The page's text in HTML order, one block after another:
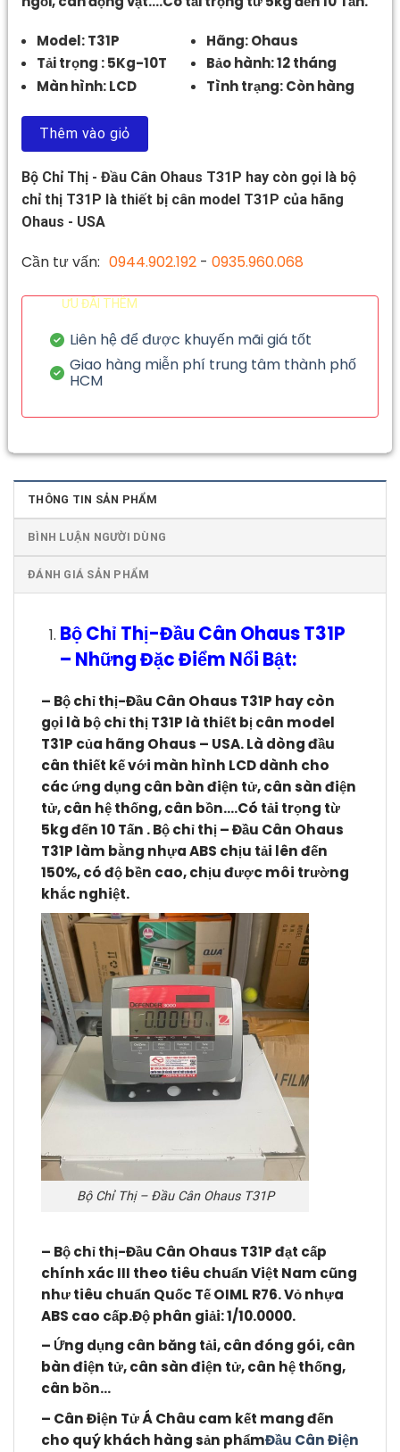
Model: T31P
Tải trọng : 5Kg-10T
Màn hình: LCD
Hãng: Ohaus
Bảo hành: 12 tháng
Tình trạng: Còn hàng
Thêm vào giỏ
Bộ Chỉ Thị - Đầu Cân Ohaus T31P hay còn gọi là bộ
chỉ thị T31P là thiết bị cân model T31P của hãng
Ohaus - USA
Cần tư vấn: 0944.902.192 - 0935.960.068
ƯU ĐÃI THÊM
Liên hệ để được khuyến mãi giá tốt
Giao hàng miễn phí trung tâm thành phố
HCM
THÔNG TIN SẢN PHẨM
BÌNH LUẬN NGƯỜI DÙNG
ĐÁNH GIÁ SẢN PHẨM
Bộ Chỉ Thị-Đầu Cân Ohaus T31P
– Những Đặc Điểm Nổi Bật:
– Bộ chỉ thị-Đầu Cân Ohaus T31P hay còn
gọi là bộ chỉ thị T31P là thiết bị cân model
T31P của hãng Ohaus – USA. Là dòng đầu
cân thiết kếvới màn hình LCDdành cho
các ứng dụng cân bàn điện tử, cân sàn điện
tử, cân hệ thống, cân bồn….Có tải trọng từ
5kg đến 10 Tấn .Bộ chỉ thị – Đầu Cân Ohaus
T31P làm bằng nhựa ABS chịu tải lên đến
150%, có độ bền cao, chịu được môi trường
khắc nghiệt.
Bộ Chỉ Thị – Đầu Cân Ohaus T31P
– Bộ chỉ thị-Đầu Cân Ohaus T31Pđạt cấp
chính xác III theo tiêu chuẩn Việt Nam cũng
như tiêu chuẩn Quốc Tế OIML R76. Vỏ nhựa
ABS cao cấp.Độ phân giải: 1/10.0000.
– Ứng dụng cân băng tải, cân đóng gói,cân
bàn điện tử, cân sàn điện tử, cân hệ thống,
cân bồn…
– Cân Điện Tử Á Châu cam kết mang đến
cho quý khách hàng sản phẩmĐầu Cân Điện